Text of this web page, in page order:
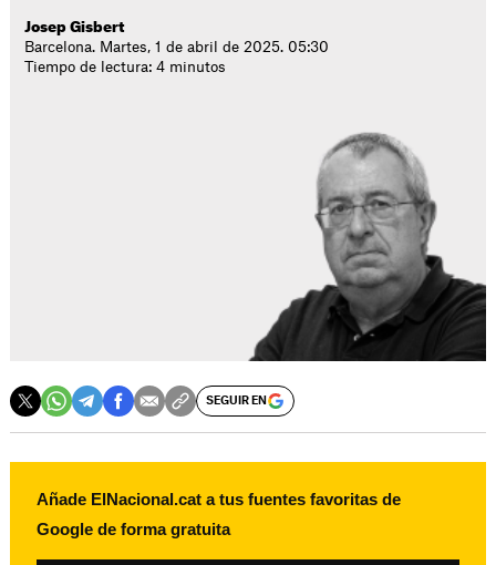
Josep Gisbert
Barcelona. Martes, 1 de abril de 2025. 05:30
Tiempo de lectura: 4 minutos
SEGUIR EN
Añade ElNacional.cat a tus fuentes favoritas de
Google de forma gratuita